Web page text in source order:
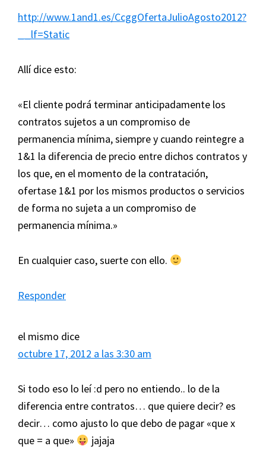
http://www.1and1.es/CcggOfertaJulioAgosto2012?
__lf=Static
Allí dice esto:
«El cliente podrá terminar anticipadamente los
contratos sujetos a un compromiso de
permanencia mínima, siempre y cuando reintegre a
1&1 la diferencia de precio entre dichos contratos y
los que, en el momento de la contratación,
ofertase 1&1 por los mismos productos o servicios
de forma no sujeta a un compromiso de
permanencia mínima.»
En cualquier caso, suerte con ello.
Responder
el mismo dice
octubre 17, 2012 a las 3:30 am
Si todo eso lo leí :d pero no entiendo.. lo de la
diferencia entre contratos… que quiere decir? es
decir… como ajusto lo que debo de pagar «que x
que = a que»
jajaja